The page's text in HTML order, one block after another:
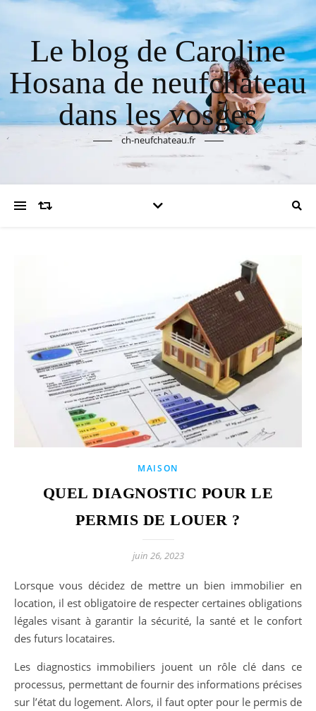
Le blog de Caroline
Hosana de neufchateau
dans les vosges
ch-neufchateau.fr
MAISON
QUEL DIAGNOSTIC POUR LE
PERMIS DE LOUER ?
juin 26, 2023
Lorsque vous décidez de mettre un bien immobilier en
location, il est obligatoire de respecter certaines obligations
légales visant à garantir la sécurité, la santé et le confort
des futurs locataires.
Les diagnostics immobiliers jouent un rôle clé dans ce
processus, permettant de fournir des informations précises
sur l’état du logement. Alors, il faut opter pour le permis de